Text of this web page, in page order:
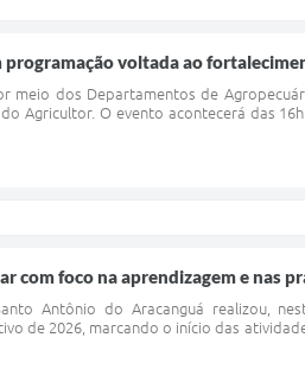
voltada ao
meio dos Departamentos de
Agricultor. O evento acontecerá das
com foco na aprendizagem e nas
Antônio do Aracanguá realizou,
de 2026, marcando o início das